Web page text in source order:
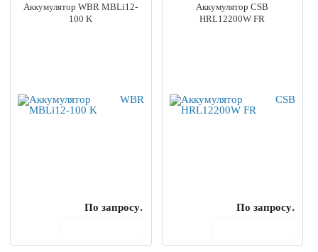
Аккумулятор WBR MBLi12-
100 K
По запросу.
Аккумулятор CSB
HRL12200W FR
По запросу.